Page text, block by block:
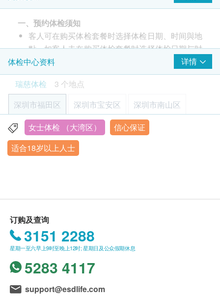
子宫及双附件超声波（经阴道）
癌症指标 重点项目
甲种胎蛋白 (肝癌)
癌抗原 19.9 (胰脏癌)
癌抗原125 (卵巢癌)
癌抗原 15.3 (乳房) - 只限女士
癌胚抗原
妇科检查 重点项目
妇科内诊
人类乳头瘤病毒16型和18型
心电图
电脑扫描 重点项目
骨质密度
3. 薄层细胞学检测;
4. 人类乳头瘤病毒16型和18型；
5. 子宫及双附件超声波（经阴道）。
体检注意事项
饮水饮食
检前3天正常饮食即可,不吃油腻食物、动物内脏、
鸡血、鸭血等血制品及不易消化的高蛋白食物,勿
饮酒。
检前1天晚上20:00 后不在进食，22:00点以后禁
水。
如套餐含有C13呼气检查,则检前一个月内不要服用
抗生素,铋制剂、质子泵抑制剂类幽门螺杆菌检前1
个月敏感药物。
检前3天不要服用对肝、肾功能有损害的药物。
体检当日
一、预约体检须知
客人可在购买体检套餐时选择体检日期、时间與地
點。如客人未在购买体检套餐时选择体检日期与时
间，须自行联络瑞慈体检进行预约（联络电话：
+86 4001688188；WeChat：+86
15601761306）。瑞慈体检会发送电邮确认体检
事宜，请客人下单后留意电邮消息。
客户至现场后，瑞慈体检工作人员会核对客户的姓
名、出生年月日、手机号及健康网购
health.ESDlife订购成功之电邮以确认客户身份。
订单如需改期，请至少提前1日联络瑞慈体检 （联
废。
体检时, 如果遇到医生不会説广东话的情况，瑞慈
体检可安排医护人员陪同提供翻译服务。
如果商户页面与体检计划页面的繁体中文、简体中
文、英文三个版本有任何抵触或不相符之处，应以
体检中心资料
详情
瑞慈体检
3 个地点
深圳市福田区
深圳市宝安区 深圳市南山区
深圳市福田区福保街道新港社区新洲南路2008号新洲同创
汇C座4楼
营业时间：星期一、星期三-星期日7:30AM-10:30AM
女士体检 （大湾区）
信心保证
适合18岁以上人士
订购及查询
3151 2288
星期一至六早上9时至晚上12时; 星期日及公众假期休息
5283 4117
support@esdlife.com